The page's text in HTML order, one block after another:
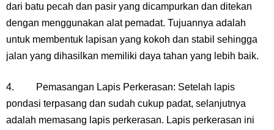
dari batu pecah dan pasir yang dicampurkan dan ditekan
dengan menggunakan alat pemadat. Tujuannya adalah
untuk membentuk lapisan yang kokoh dan stabil sehingga
jalan yang dihasilkan memiliki daya tahan yang lebih baik.
4. Pemasangan Lapis Perkerasan: Setelah lapis
pondasi terpasang dan sudah cukup padat, selanjutnya
adalah memasang lapis perkerasan. Lapis perkerasan ini